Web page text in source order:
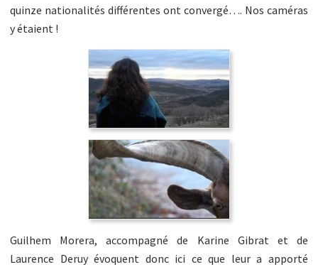
quinze nationalités différentes ont convergé…. Nos caméras
y étaient !
Guilhem Morera, accompagné de Karine Gibrat et de
Laurence Deruy évoquent donc ici ce que leur a apporté